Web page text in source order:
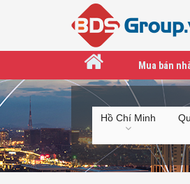
Mua bán
Hồ Chí Minh